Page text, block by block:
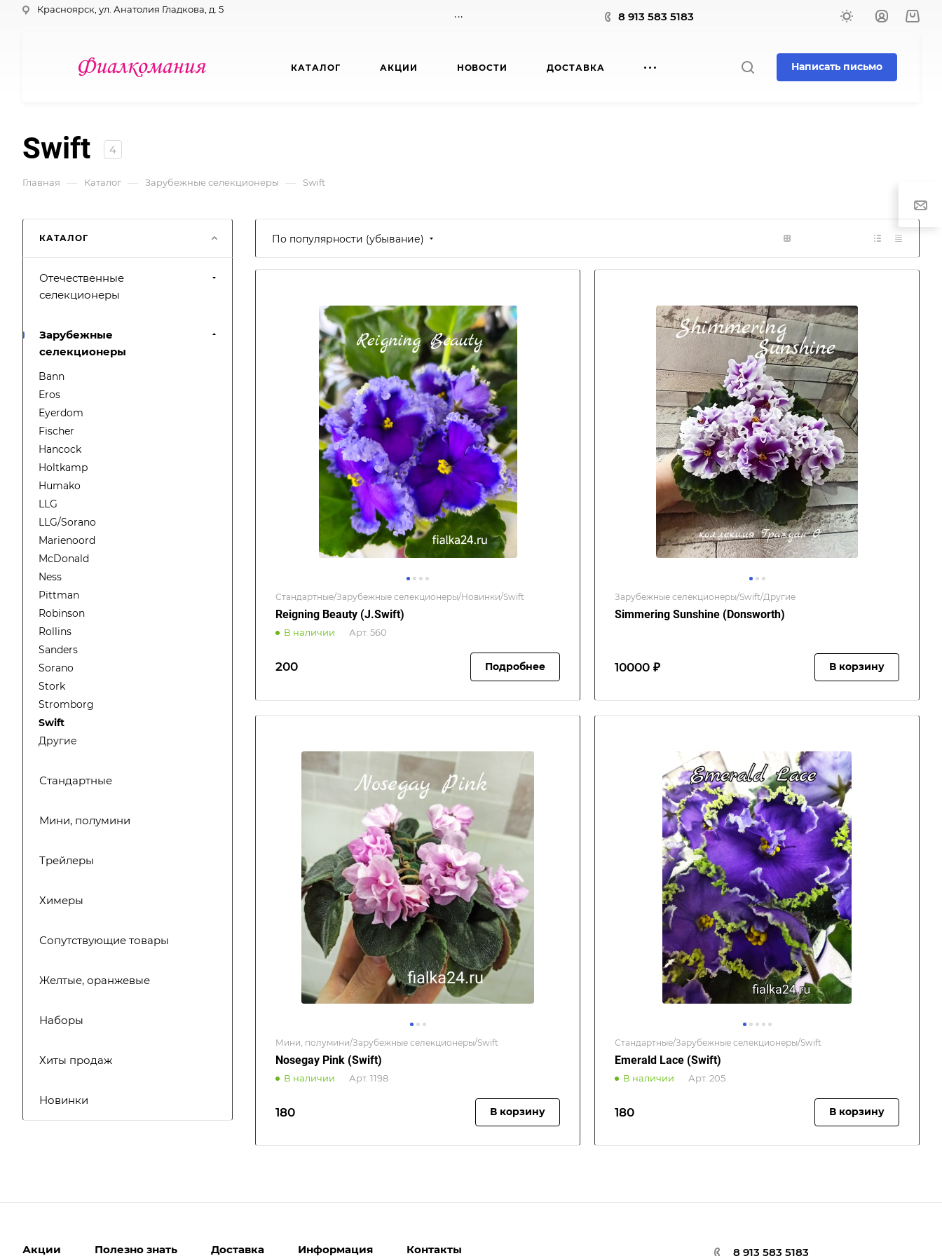
Красноярск, ул. Анатолия Гладкова, д. 5 ... 8 913 583 5183
КАТАЛОГ АКЦИИ НОВОСТИ ДОСТАВКА Написать письмо
Swift 4
Главная — Каталог — Зарубежные селекционеры — Swift
По популярности (убывание)
Стандартные/Зарубежные селекционеры/Новинки/Swift
Reigning Beauty (J.Swift)
В наличии Арт. 560
200 Подробнее
Зарубежные селекционеры/Swift/Другие
Simmering Sunshine (Donsworth)
10000 ₽ В корзину
Мини, полумини/Зарубежные селекционеры/Swift
Nosegay Pink (Swift)
В наличии Арт. 1198
180 В корзину
Стандартные/Зарубежные селекционеры/Swift
Emerald Lace (Swift)
В наличии Арт. 205
180 В корзину
КАТАЛОГ
Отечественные
селекционеры
Зарубежные
селекционеры
Bann
Eros
Eyerdom
Fischer
Hancock
Holtkamp
Humako
LLG
LLG/Sorano
Marienoord
McDonald
Ness
Pittman
Robinson
Rollins
Sanders
Sorano
Stork
Stromborg
Swift
Другие
Стандартные
Мини, полумини
Трейлеры
Химеры
Сопутствующие товары
Желтые, оранжевые
Наборы
Хиты продаж
Новинки
Акции Полезно знать Доставка Информация Контакты 8 913 583 5183